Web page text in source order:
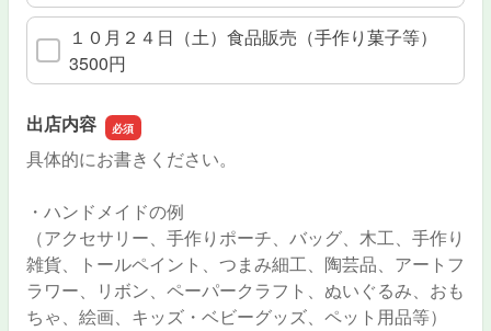
１０月２４日（土）食品販売（手作り菓子等）
3500円
出店内容
具体的にお書きください。
・ハンドメイドの例
（アクセサリー、手作りポーチ、バッグ、木工、手作り
雑貨、トールペイント、つまみ細工、陶芸品、アートフ
ラワー、リボン、ペーパークラフト、ぬいぐるみ、おも
ちゃ、絵画、キッズ・ベビーグッズ、ペット用品等）